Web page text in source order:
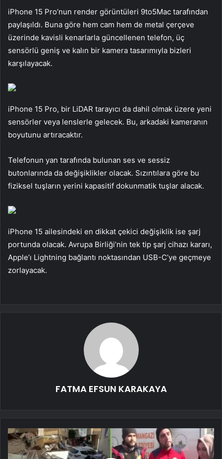
iPhone 15 Pro’nun render görüntüleri 9to5Mac tarafından
paylaşıldı. Buna göre hem cam hem de metal çerçeve
üzerinde kavisli kenarlarla güncellenen telefon, üç
sensörlü geniş ve kalın bir kamera tasarımıyla bizleri
karşılayacak.
iPhone 15 Pro, bir LiDAR tarayıcı da dahil olmak üzere yeni
sensörler veya lenslerle gelecek. Bu, arkadaki kameranın
boyutunu artıracaktır.
Telefonun yan tarafında bulunan ses ve sessiz
butonlarında da değişiklikler olacak. Sızıntılara göre bu
fiziksel tuşların yerini kapasitif dokunmatik tuşlar alacak.
iPhone 15 ailesindeki en dikkat çekici değişiklik ise şarj
portunda olacak. Avrupa Birliği’nin tek tip şarj cihazı kararı,
Apple’ı Lightning bağlantı noktasından USB-C’ye geçmeye
zorlayacak.
FATMA EFSUN KARAKAYA